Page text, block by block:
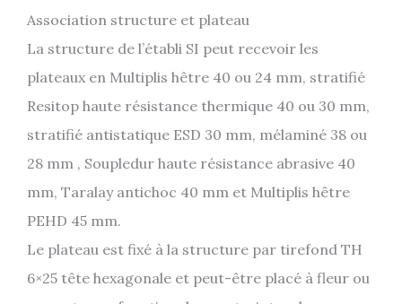
Association structure et plateau
La structure de l’établi SI peut recevoir les
plateaux en Multiplis hêtre 40 ou 24 mm, stratifié
Resitop haute résistance thermique 40 ou 30 mm,
stratifié antistatique ESD 30 mm, mélaminé 38 ou
28 mm , Soupledur haute résistance abrasive 40
mm, Taralay antichoc 40 mm et Multiplis hêtre
PEHD 45 mm.
Le plateau est fixé à la structure par tirefond TH
6×25 tête hexagonale et peut-être placé à fleur ou